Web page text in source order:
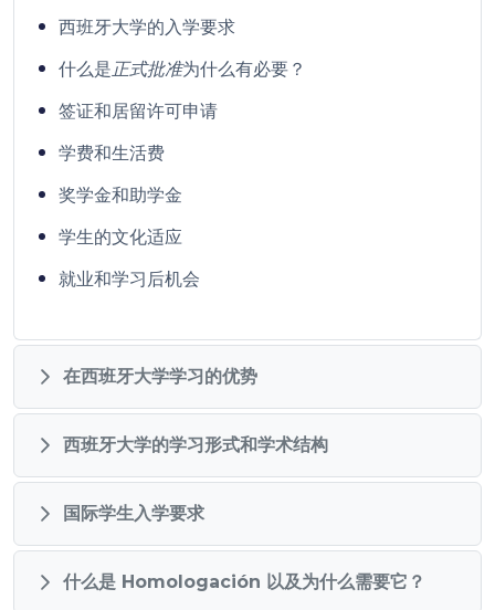
西班牙大学的入学要求
什么是 正式批准为什么有必要？
签证和居留许可申请
学费和生活费
奖学金和助学金
学生的文化适应
就业和学习后机会
在西班牙大学学习的优势
西班牙大学的学习形式和学术结构
国际学生入学要求
什么是 Homologación 以及为什么需要它？